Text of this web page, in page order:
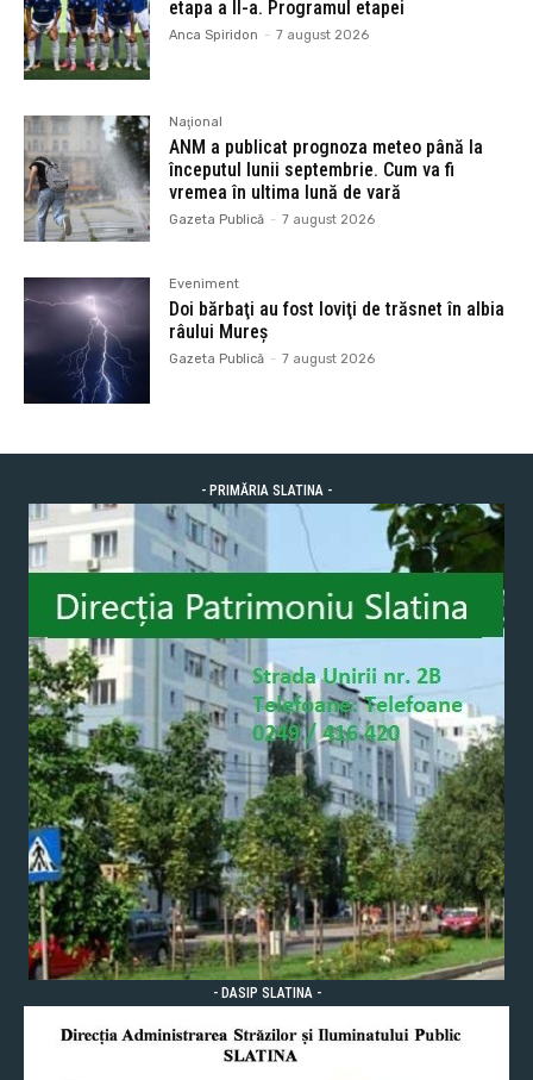
etapa a II-a. Programul etapei
Anca Spiridon - 7 august 2026
Naţional
ANM a publicat prognoza meteo până la
începutul lunii septembrie. Cum va fi
vremea în ultima lună de vară
Gazeta Publică - 7 august 2026
Eveniment
Doi bărbaţi au fost loviţi de trăsnet în albia
râului Mureș
Gazeta Publică - 7 august 2026
- PRIMĂRIA SLATINA -
- DASIP SLATINA -